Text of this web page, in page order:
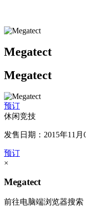
Megatect
Megatect
预订
休闲竞技
发售日期：2015年11月
预订
×
Megatect
前往电脑端浏览器搜索